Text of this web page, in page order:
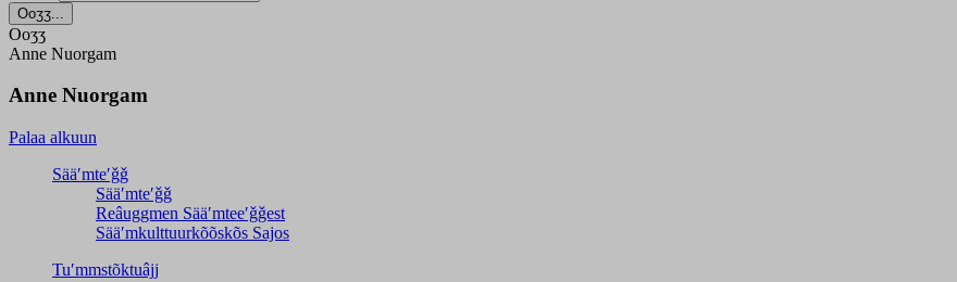
Ooʒʒ...
Ooʒʒ
Anne Nuorgam
Anne Nuorgam
Palaa alkuun
Sääʹmteʹǧǧ
Sääʹmteʹǧǧ
Reâuggmen Sääʹmteeʹǧǧest
Sääʹmkulttuurkõõskõs Sajos
Tuʹmmstõktuâjj